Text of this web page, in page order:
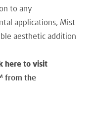
to any
applications, Mist
aesthetic addition
here to visit
from the